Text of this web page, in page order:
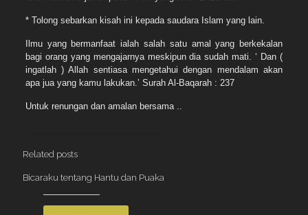
* Tolong sebarkan kisah ini kepada saudara Islam yang lain.
Ilmu yang bermanfaat ialah salah satu amal yang berkekalan
bagi orang yang mengajarnya meskipun dia sudah mati. ‘ Dan (
ingatlah ) Allah sentiasa mengetahui dengan mendalam akan
apa jua yang kamu lakukan.’ Surah Al-Baqarah : 237
Untuk renungan dan amalan bersama ..
Related posts
Bicaraku tentang Hantu dan Puaka